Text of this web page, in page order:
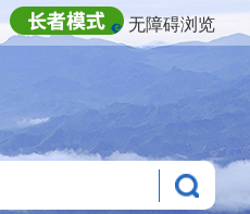
无障碍浏览